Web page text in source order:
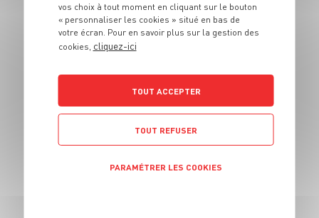
et fraises
20 min
vos choix à tout moment en cliquant sur le bouton
« personnaliser les cookies » situé en bas de
votre écran. Pour en savoir plus sur la gestion des
cookies, cliquez-ici
TOUT ACCEPTER
TOUT REFUSER
PARAMÉTRER LES COOKIES